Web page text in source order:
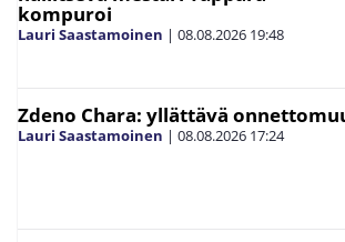
kompuroi
Lauri Saastamoinen | 08.08.2026 19:48
Zdeno Chara: yllättävä
Lauri Saastamoinen | 08.08.2026 17:24